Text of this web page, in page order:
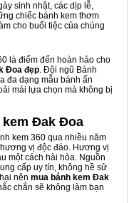
sinh nhật, các dịp lễ,
chiếc bánh kem thơm
cho buổi tiệc của chúng
là điểm đến hoàn hảo cho
Đoa đẹp. Đội ngũ Bánh
đa dạng mẫu bánh ấn
mái lựa chọn mà không bị
kem Đak Đoa
kem 360 qua nhiều năm
vị độc đáo. Hương vị
một cách hài hòa. Nguồn
cấp uy tín, không hề sử
nên mua bánh kem Đak
chắn sẽ không làm bạn